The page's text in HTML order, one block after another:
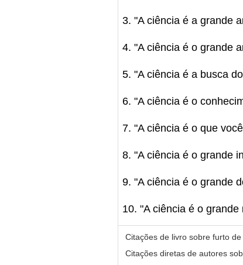
3. "A ciência é a grande
4. "A ciência é o grande
5. "A ciência é a busca
6. "A ciência é o
7. "A ciência é o que
8. "A ciência é o grande
9. "A ciência é o grande
10. "A ciência é o
Citações de livro sobre furto de
Citações diretas de autores